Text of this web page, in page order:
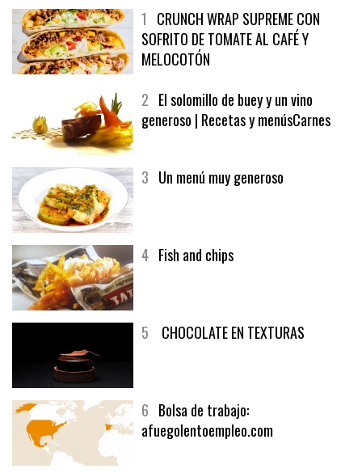
1CRUNCH WRAP SUPREME CON
SOFRITO DE TOMATE AL CAFÉ Y
MELOCOTÓN
2El solomillo de buey y un vino
6Bolsa de trabajo: